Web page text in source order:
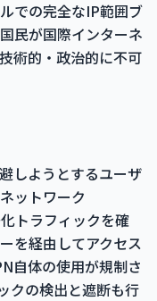
での完全なIP範囲ブ
民が国際インターネ
術的・政治的に不可
しようとするユーザ
ットワーク
トラフィックを確
を経由してアクセス
自体の使用が規制さ
クの検出と遮断も行